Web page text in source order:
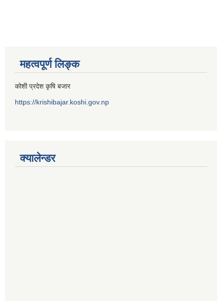
महत्वपूर्ण लिङ्क
कोशी प्रदेश कृषि बजार
https://krishibajar.koshi.gov.np
क्यालेन्डर